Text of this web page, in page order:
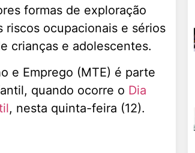
formas de exploração
riscos ocupacionais e sérios
crianças e adolescentes.
e Emprego (MTE) é parte
quando ocorre o Dia
, nesta quinta-feira (12).